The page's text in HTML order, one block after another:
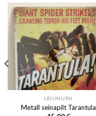
LEIUNURK
Metall seinapilt Tarantula